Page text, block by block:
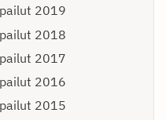
2019
2018
2017
2016
2015